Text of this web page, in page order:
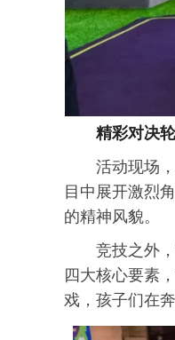
精彩对决
活动现场
目中展开激烈
的精神风貌。
竞技之外
四大核心要素
戏，孩子们在